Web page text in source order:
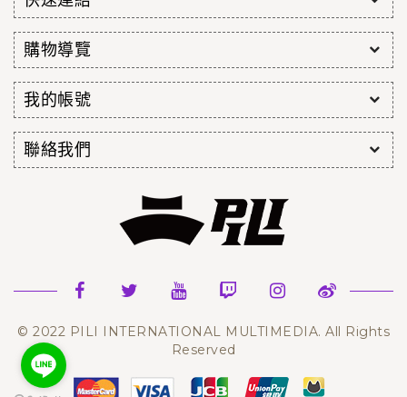
購物導覽
我的帳號
聯絡我們
© 2022 PILI INTERNATIONAL MULTIMEDIA. All Rights
Reserved